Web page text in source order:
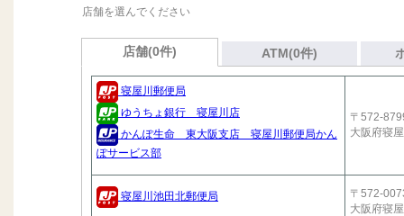
店舗を選んでください
店舗(0件) ATM(0件)
寝屋川郵便局
ゆうちょ銀行 寝屋川店
かんぽ生命 東大阪支店 寝屋川郵便局かん
ぽサービス部
〒572-
大阪府寝
寝屋川池田北郵便局
〒572-
大阪府寝